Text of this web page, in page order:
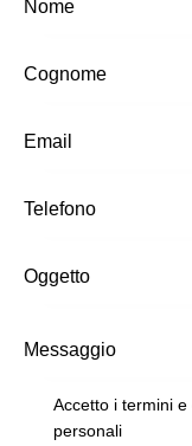
Accetto i termini
personali